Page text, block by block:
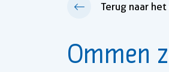
Terug naar
Ommen